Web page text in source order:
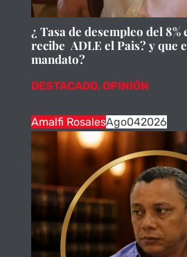
¿ Tasa de desempleo del 8%
recibe ADLE el Pais? y que
mandato?
DESTACADO,OPINIÓN
Amalfi RosalesAgo042026